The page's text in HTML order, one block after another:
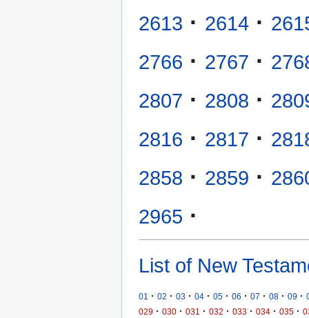
2613 · 2614 ·
2766 · 2767 ·
2807 · 2808 ·
2816 · 2817 ·
2858 · 2859 ·
2965 ·
List of New
01 · 02 · 03 · 04 · 05 · 06 · 07 · 08 · 09 ·
029 · 030 · 031 · 032 · 033 · 034 · 035 ·